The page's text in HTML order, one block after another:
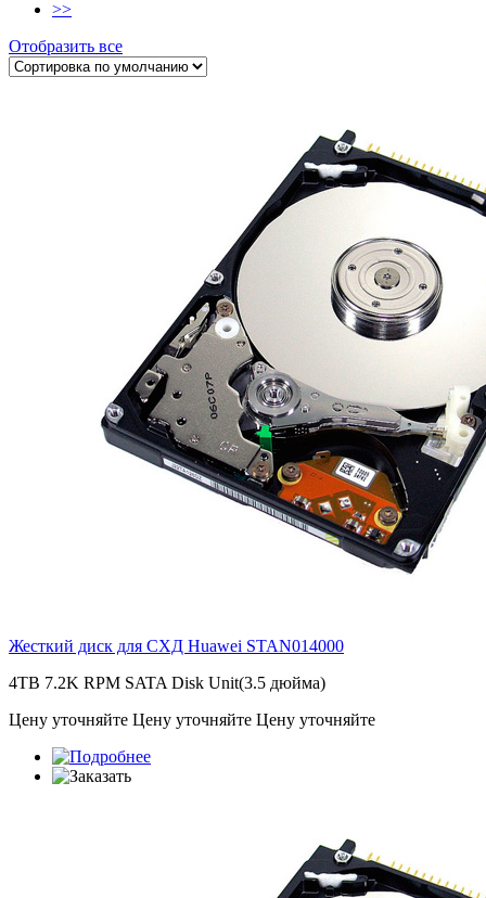
>>
Отобразить все
Жесткий диск для СХД Huawei STAN014000
4TB 7.2K RPM SATA Disk Unit(3.5 дюйма)
Цену уточняйте Цену уточняйте Цену уточняйте